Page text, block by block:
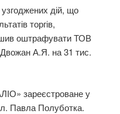
дій, що
торгів,
оштрафувати ТОВ
А.Я. на 31 тис.
зареєстроване у
Павла Полуботка.